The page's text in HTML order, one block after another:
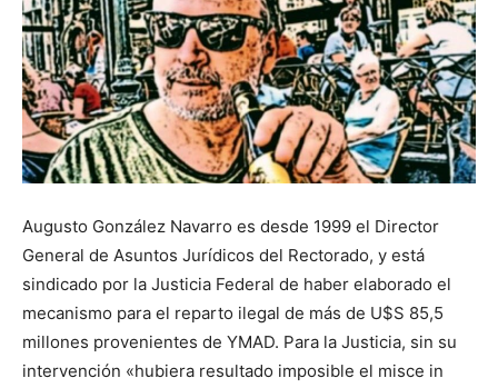
Augusto González Navarro es desde 1999 el Director
General de Asuntos Jurídicos del Rectorado, y está
sindicado por la Justicia Federal de haber elaborado el
mecanismo para el reparto ilegal de más de U$S 85,5
millones provenientes de YMAD. Para la Justicia, sin su
intervención «hubiera resultado imposible el misce in